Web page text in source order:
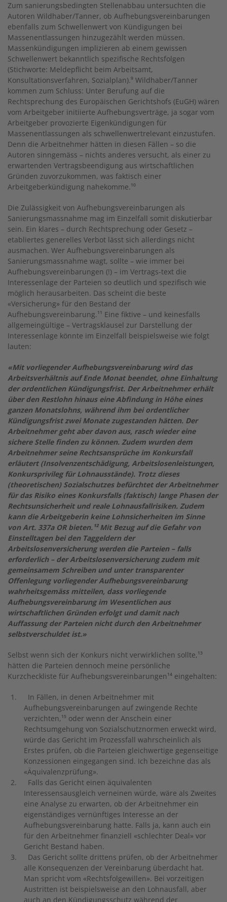
Zum sanierungsbedingten Stellenabbau untersuchten die
Autoren Wildhaber/Tanner, ob Aufhebungsvereinbarungen
ebenfalls zum Schwellenwert von Kündigungen bei
Massenentlassungen hinzugezählt werden müssen.
Massenkündigungen implizieren ab einem gewissen
Schwellenwert bekanntlich spezifische Rechtsfolgen
(Stichworte: Meldepflicht beim Arbeitsamt,
Konsultationsverfahren, Sozialplan).⁹ Wildhaber/Tanner
kommen zum Schluss: Unter Berufung auf die
Rechtsprechung des Europäischen Gerichtshofs (EuGH) wären
vom Arbeitgeber initiierte Aufhebungsverträge, ja sogar vom
Arbeitgeber provozierte Eigenkündigungen für
Massenentlassungen als schwellenwertrelevant einzustufen.
Denn die Arbeitnehmer hätten in diesen Fällen – so die
Autoren sinngemäss – nichts anderes versucht, als einer zu
erwartenden Vertragsbeendigung aus wirtschaftlichen
Gründen zuvorzukommen, was faktisch einer
Arbeitgeberkündigung nahekomme.¹⁰
Die Zulässigkeit von Aufhebungsvereinbarungen als
Sanierungsmassnahme mag im Einzelfall somit diskutierbar
sein. Ein klares – durch Rechtsprechung oder Gesetz –
etabliertes generelles Verbot lässt sich allerdings nicht
ausmachen. Wer Aufhebungsvereinbarungen als
Sanierungsmassnahme wagt, sollte – wie immer bei
Aufhebungsvereinbarungen (!) – im Vertrags-text die
Interessenlage der Parteien so deutlich und spezifisch wie
möglich herausarbeiten. Das scheint die beste
«Versicherung» für den Bestand der
Aufhebungsvereinbarung.¹¹ Eine fiktive – und keinesfalls
allgemeingültige – Vertragsklausel zur Darstellung der
Interessenlage könnte im Einzelfall beispielsweise wie folgt
lauten:
«Mit vorliegender Aufhebungsvereinbarung wird das
Arbeitsverhältnis auf Ende Monat beendet, ohne Einhaltung
der ordentlichen Kündigungsfrist. Der Arbeitnehmer erhält
über den Restlohn hinaus eine Abfindung in Höhe eines
ganzen Monatslohns, während ihm bei ordentlicher
Kündigungsfrist zwei Monate zugestanden hätten. Der
Arbeitnehmer geht aber davon aus, rasch wieder eine
sichere Stelle finden zu können. Zudem wurden dem
Arbeitnehmer seine Rechtsansprüche im Konkursfall
erläutert (Insolvenzentschädigung, Arbeitslosenleistungen,
Konkursprivileg für Lohnausstände). Trotz dieses
(theoretischen) Sozialschutzes befürchtet der Arbeitnehmer
für das Risiko eines Konkursfalls (faktisch) lange Phasen der
Rechtsunsicherheit und reale Lohnausfallrisiken. Zudem
kann die Arbeitgeberin keine Lohnsicherheiten im Sinne
von Art. 337a OR bieten.¹² Mit Bezug auf die Gefahr von
Einstelltagen bei den Taggeldern der
Arbeitslosenversicherung werden die Parteien – falls
erforderlich – der Arbeitslosenversicherung zudem mit
gemeinsamem Schreiben und unter transparenter
Offenlegung vorliegender Aufhebungsvereinbarung
wahrheitsgemäss mitteilen, dass vorliegende
Aufhebungsvereinbarung im Wesentlichen aus
wirtschaftlichen Gründen erfolgt und damit nach
Auffassung der Parteien nicht durch den Arbeitnehmer
selbstverschuldet ist.»
Selbst wenn sich der Konkurs nicht verwirklichen sollte,¹³
hätten die Parteien dennoch meine persönliche
Kurzcheckliste für Aufhebungsvereinbarungen¹⁴ eingehalten:
In Fällen, in denen Arbeitnehmer mit
Aufhebungsvereinbarungen auf zwingende Rechte
verzichten,¹⁵ oder wenn der Anschein einer
Rechtsumgehung von Sozialschutznormen erweckt wird,
würde das Gericht im Prozessfall wahrscheinlich als
Erstes prüfen, ob die Parteien gleichwertige gegenseitige
Konzessionen eingegangen sind. Ich bezeichne das als
«Äquivalenzprüfung».
Falls das Gericht einen äquivalenten
Interessensausgleich verneinen würde, wäre als Zweites
eine Analyse zu erwarten, ob der Arbeitnehmer ein
eigenständiges vernünftiges Interesse an der
Aufhebungsvereinbarung hatte. Falls ja, kann auch ein
für den Arbeitnehmer finanziell «schlechter Deal» vor
Gericht Bestand haben.
Das Gericht sollte drittens prüfen, ob der Arbeitnehmer
alle Konsequenzen der Vereinbarung überdacht hat.
Man spricht vom «Rechtsfolgewillen». Bei vorzeitigen
Austritten ist beispielsweise an den Lohnausfall, aber
auch an den Kündigungsschutz während der